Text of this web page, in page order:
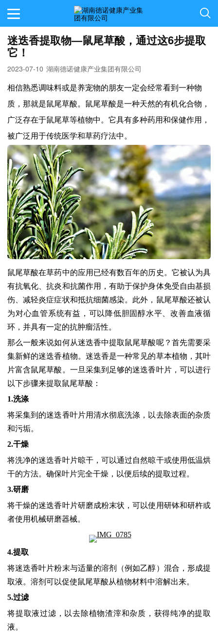
迷迭香提取物—鼠尾草酸，通过这6步提取
它！
2023-07-10 湖南德诺健康产业集团有限公司
相信熟悉调味料或是养宠物的朋友一定会经常看到一种物
质，那就是鼠尾草酸。鼠尾草酸是一种天然的有机化合物，
广泛存在于鼠尾草等植物中。它具有多种药用和保健作用，
被广泛用于传统医学和草药疗法中。
鼠尾草酸在草药中的应用已经有数百年的历史。它被认为具
有抗氧化、抗炎和抗菌作用，有助于保护身体免受自由基损
伤、减轻炎症症状和抵抗细菌感染。此外，鼠尾草酸还被认
为对心血管系统有益，可以降低胆固醇水平、改善血液循
环，并具有一定的抗肿瘤活性。
那么一般来说如何从迷迭香中提取鼠尾草酸呢？首先需要采
集新鲜的迷迭香植物。迷迭香是一种常见的草本植物，其叶
片富含鼠尾草酸。一旦采集到足够的迷迭香叶片，可以进行
以下步骤来提取鼠尾草酸：
1.洗涤
将采集到的迷迭香叶片用清水彻底洗涤，以去除表面的杂质
和污垢。
2.干燥
将洗净的迷迭香叶片晾干，可以通过自然晾干或使用低温烘
干的方法。确保叶片完全干燥，以便后续的提取过程。
3.研磨
将干燥的迷迭香叶片研磨成粉末状，可以使用研钵和研杵或
者使用机械研磨器械。
4.提取
将迷迭香叶片粉末与适量的溶剂（例如乙醇）混合，形成提
取液。溶剂可以促使鼠尾草酸从植物材料中溶解出来。
5.过滤
将提取液过滤，以去除植物渣滓和杂质，获得纯净的提取
液。